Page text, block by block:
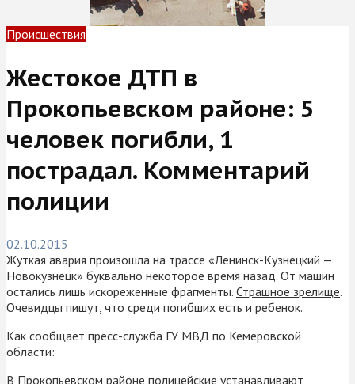
Происшествия
Жестокое ДТП в
Прокопьевском районе: 5
человек погибли, 1
пострадал. Комментарий
полиции
02.10.2015
Жуткая авария произошла на трассе «Ленинск-Кузнецкий —
Новокузнецк» буквально некоторое время назад. От машин
остались лишь искореженные фрагменты. Страшное зрелище.
Очевидцы пишут, что среди погибших есть и ребенок.
Как сообщает пресс-служба ГУ МВД по Кемеровской
области:
В Прокопьевском районе полицейские устанавливают